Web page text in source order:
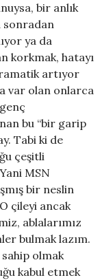
bir anlık
sonradan
ya da
korkmak, hatayı
artıyor
var olan onlarca
bu “bir garip
Tabi ki de
çeşitli
MSN
bir neslin
çileyi ancak
ablalarımız
bulmak lazım.
olmak
kabul etmek